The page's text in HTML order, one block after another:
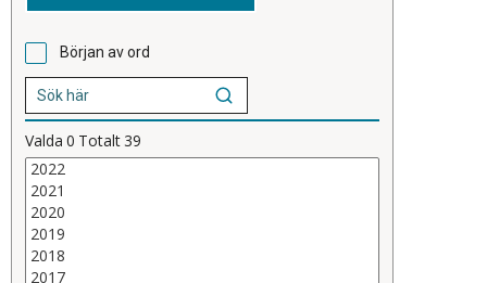
Början av ord
Valda 0 Totalt39